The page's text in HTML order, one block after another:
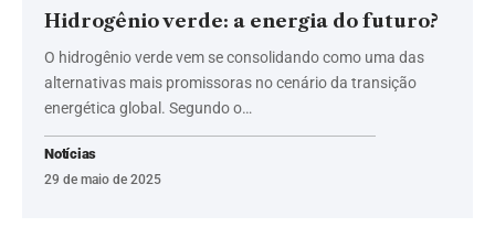
Hidrogênio verde: a energia do futuro?
O hidrogênio verde vem se consolidando como uma das
alternativas mais promissoras no cenário da transição
energética global. Segundo o…
Notícias
29 de maio de 2025